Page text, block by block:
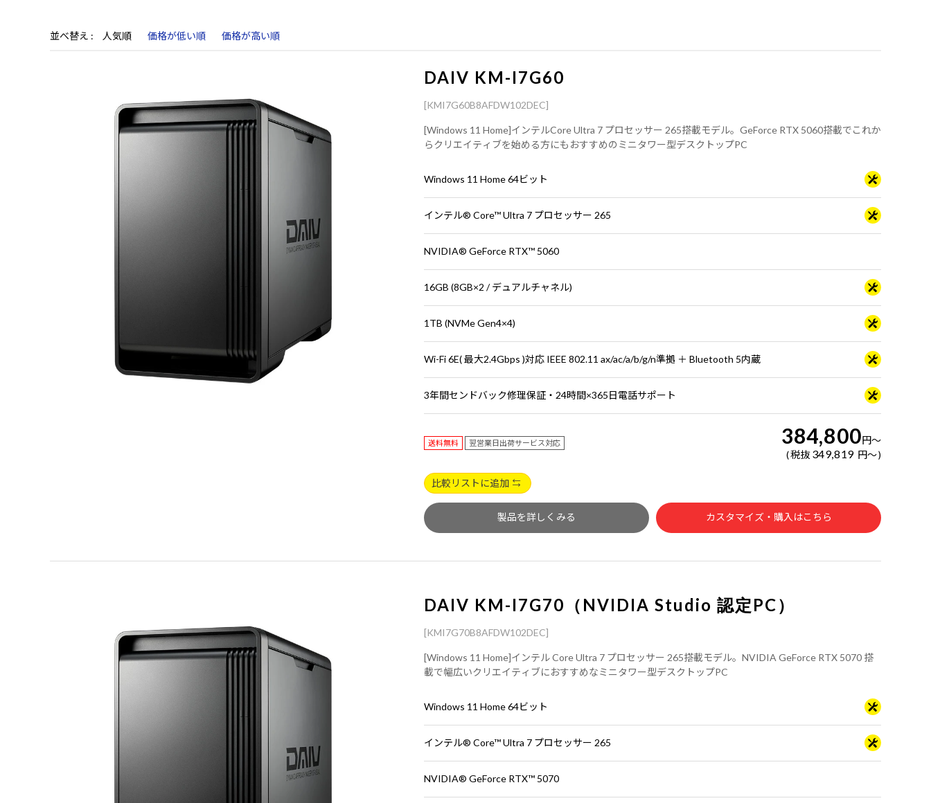
並べ替え 人気順 価格が低い順 価格が高い順
DAIV KM-I7G60
[KMI7G60B8AFDW102DEC]
[Windows 11 Home]インテルCore Ultra 7 プロセッサー 265搭載モデル。GeForce RTX 5060搭載でこれか
らクリエイティブを始める方にもおすすめのミニタワー型デスクトップPC
Windows 11 Home 64ビット
インテル® Core™ Ultra 7 プロセッサー 265
NVIDIA® GeForce RTX™ 5060
16GB (8GB×2 / デュアルチャネル)
1TB (NVMe Gen4×4)
Wi-Fi 6E( 最大2.4Gbps )対応 IEEE 802.11 ax/ac/a/b/g/n準拠 ＋ Bluetooth 5内蔵
3年間センドバック修理保証・24時間×365日電話サポート
送料無料 翌営業日出荷サービス対応 384,800円～
税抜 349,819 円～
比較リストに追加
製品を詳しくみる カスタマイズ・購入はこちら
DAIV KM-I7G70（NVIDIA Studio 認定PC）
[KMI7G70B8AFDW102DEC]
[Windows 11 Home]インテル Core Ultra 7 プロセッサー 265搭載モデル。NVIDIA GeForce RTX 5070 搭
載で幅広いクリエイティブにおすすめなミニタワー型デスクトップPC
Windows 11 Home 64ビット
インテル® Core™ Ultra 7 プロセッサー 265
NVIDIA® GeForce RTX™ 5070